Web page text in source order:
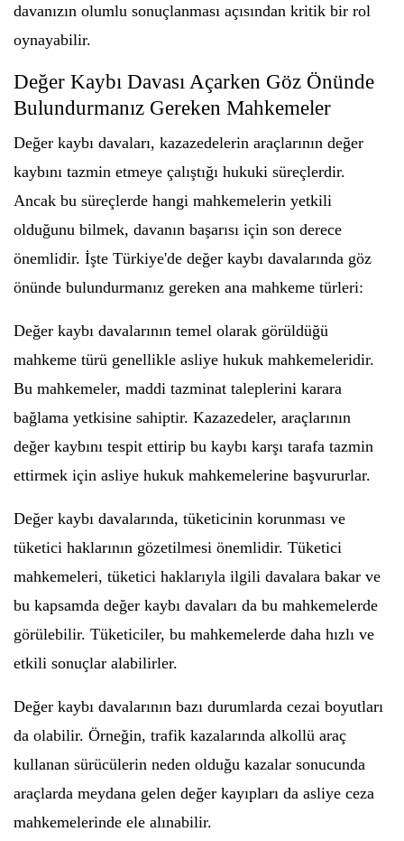
davanızın olumlu sonuçlanması açısından kritik bir rol
oynayabilir.
Değer Kaybı Davası Açarken Göz Önünde
Bulundurmanız Gereken Mahkemeler
Değer kaybı davaları, kazazedelerin araçlarının değer
kaybını tazmin etmeye çalıştığı hukuki süreçlerdir.
Ancak bu süreçlerde hangi mahkemelerin yetkili
olduğunu bilmek, davanın başarısı için son derece
önemlidir. İşte Türkiye'de değer kaybı davalarında göz
önünde bulundurmanız gereken ana mahkeme türleri:
Değer kaybı davalarının temel olarak görüldüğü
mahkeme türü genellikle asliye hukuk mahkemeleridir.
Bu mahkemeler, maddi tazminat taleplerini karara
bağlama yetkisine sahiptir. Kazazedeler, araçlarının
değer kaybını tespit ettirip bu kaybı karşı tarafa tazmin
ettirmek için asliye hukuk mahkemelerine başvururlar.
Değer kaybı davalarında, tüketicinin korunması ve
tüketici haklarının gözetilmesi önemlidir. Tüketici
mahkemeleri, tüketici haklarıyla ilgili davalara bakar ve
bu kapsamda değer kaybı davaları da bu mahkemelerde
görülebilir. Tüketiciler, bu mahkemelerde daha hızlı ve
etkili sonuçlar alabilirler.
Değer kaybı davalarının bazı durumlarda cezai boyutları
da olabilir. Örneğin, trafik kazalarında alkollü araç
kullanan sürücülerin neden olduğu kazalar sonucunda
araçlarda meydana gelen değer kayıpları da asliye ceza
mahkemelerinde ele alınabilir.